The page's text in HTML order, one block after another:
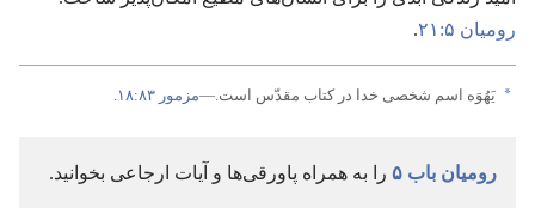
رومیان ۵:‏۲۱
‏.‏
a یَهُوَه اسم شخصی خدا در کتاب مقدّس است.‏—‏مزمور ۸۳:‏۱۸
رومیان باب ۵ را به همراه پاورقی‌ها و آیات ارجاعی بخوانید.‏